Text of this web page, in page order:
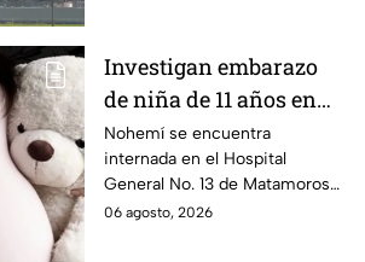
Investigan embarazo
de niña de 11 años en
Matamoros,
Tamaulipas; ¿qué pasó
con Nohemí?
Nohemí se encuentra
internada en el Hospital
General No. 13 de Matamoros
tras complicaciones por un
06 agosto, 2026